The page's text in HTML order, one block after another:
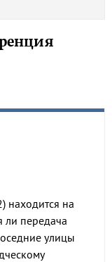
находится на
ли передача
улицы